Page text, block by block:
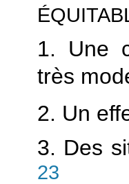
1. Une
très
2. Un
3. Des
23